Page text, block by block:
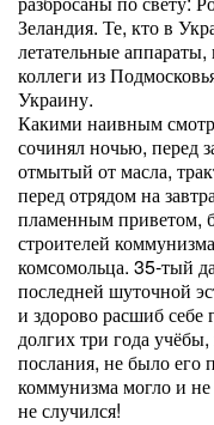
Зеландия. Те, кто в
летательные
коллеги из
Украину.
Какими наивным
сочинял ночью, перед
отмытый от масла,
перед отрядом на
пламенным приветом,
строителей
комсомольца. 35-тый
последней шуточной
и здорово расшиб
долгих три года
послания, не было его
коммунизма могло и не
не случился!